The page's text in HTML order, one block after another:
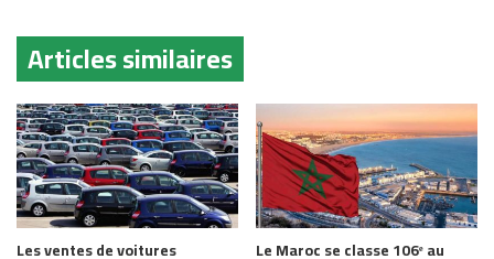
Articles similaires
Les ventes de voitures
Le Maroc se classe 106ᵉ au